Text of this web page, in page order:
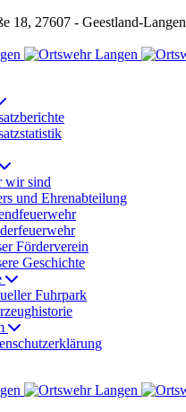
18, 27607 - Geestland-Langen
wir sind
und Ehrenabteilung
Förderverein
Geschichte
Fuhrpark